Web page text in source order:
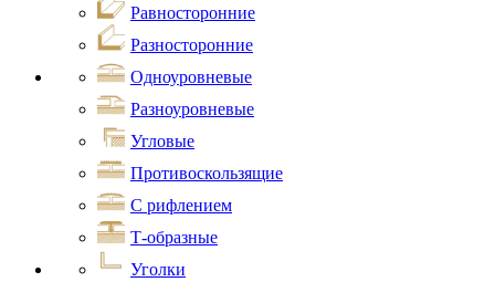
Равносторонние
Разносторонние
Одноуровневые
Разноуровневые
Угловые
Противоскользящие
С рифлением
Т-образные
Уголки